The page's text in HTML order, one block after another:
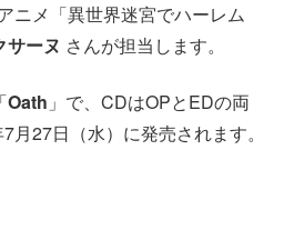
ニメ「異世界迷宮でハーレム
サーヌ さんが担当します。
Oath 」で、CDはOPとEDの両
27日（水）に発売されます。